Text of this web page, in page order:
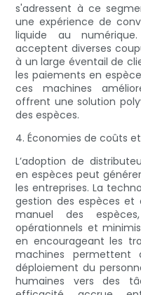
s'adressent à ce
une expérience de
liquide au
acceptent diverses
à un large éventail de
les paiements en
ces machines
offrent une solution
des espèces.
4. Économies de coûts
L’adoption de
en espèces peut
les entreprises. La
gestion des espèces
manuel des
opérationnels et
en encourageant les
machines permettent
déploiement du
humaines vers des